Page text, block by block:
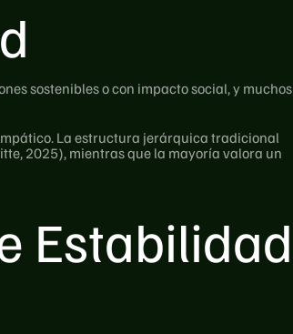
sostenibles o con impacto social, y muchos
La estructura jerárquica tradicional
2025), mientras que la mayoría valora un
Estabilidad